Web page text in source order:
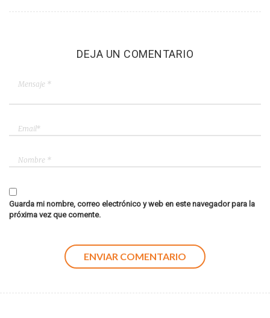
DEJA UN COMENTARIO
Guarda mi nombre, correo electrónico y web en este navegador para la
próxima vez que comente.